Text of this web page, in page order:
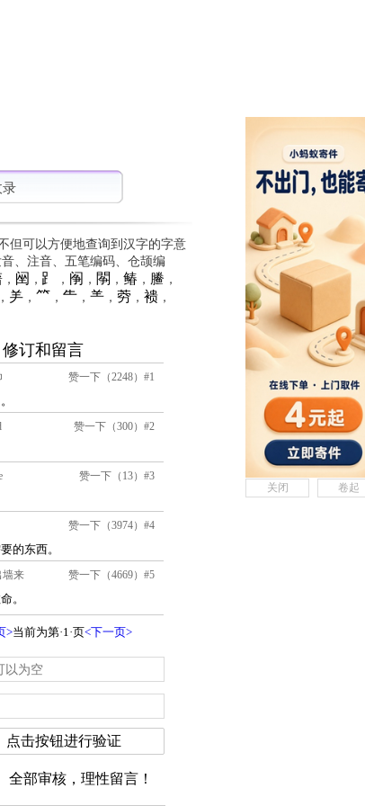
录
但可以方便地查询到汉字的字意
、注音、五笔编码、仓颉编
， 䦷 ， ⻊ ， 䦶 ， 䦛 ， 䲠 ， 䲢 ，
， ⺶， ⺮ ， ⺧， ⺷， 䓖， 䙌，
关闭 卷起